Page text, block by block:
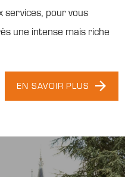
services, pour vous
une intense mais riche
EN SAVOIR PLUS